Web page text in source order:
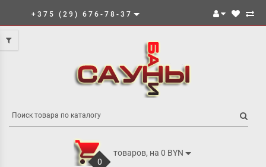
+375 (29) 676-78-37
0
товаров, на 0 BYN